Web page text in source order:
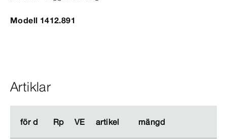
Modell 1412.891
Artiklar
för d Rp VE artikel mängd
för d Rp VE artikel mängd